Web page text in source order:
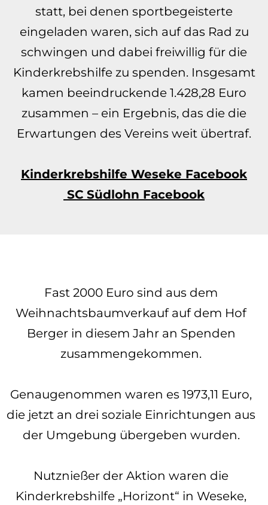
statt, bei denen sportbegeisterte
eingeladen waren, sich auf das Rad zu
schwingen und dabei freiwillig für die
Kinderkrebshilfe zu spenden. Insgesamt
kamen beeindruckende 1.428,28 Euro
zusammen – ein Ergebnis, das die die
Erwartungen des Vereins weit übertraf.
Kinderkrebshilfe Weseke Facebook
SC Südlohn Facebook
Fast 2000 Euro sind aus dem
Weihnachtsbaumverkauf auf dem Hof
Berger in diesem Jahr an Spenden
zusammengekommen.
Genaugenommen waren es 1973,11 Euro,
die jetzt an drei soziale Einrichtungen aus
der Umgebung übergeben wurden.
Nutznießer der Aktion waren die
Kinderkrebshilfe „Horizont“ in Weseke,